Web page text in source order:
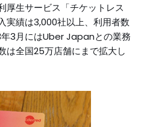
厚生サービス「チケットレス
実績は3,000社以上、利用者数
3月にはUber Japanとの業務
は全国25万店舗にまで拡大し